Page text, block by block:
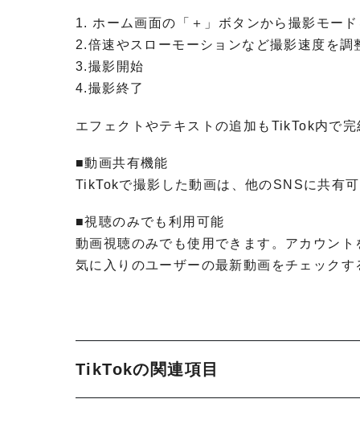
1. ホーム画面の「＋」ボタンから撮影モー
2.倍速やスローモーションなど撮影速度を調
3.撮影開始
4.撮影終了
エフェクトやテキストの追加もTikTok内で
■動画共有機能
TikTokで撮影した動画は、他のSNSに共有
■視聴のみでも利用可能
動画視聴のみでも使用できます。アカウン
気に入りのユーザーの最新動画をチェック
TikTokの関連項目